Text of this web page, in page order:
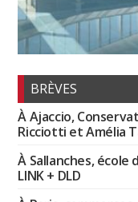
BRÈVES
À Ajaccio,
Ricciotti et Amélia
À Sallanches,
LINK + DLD